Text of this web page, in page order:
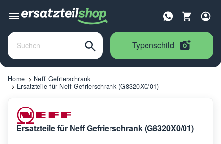
Typenschild
Home
Neff Gefrierschrank
Ersatzteile für Neff Gefrierschrank (G8320X0/01)
Ersatzteile für Neff Gefrierschrank (G8320X0/01)